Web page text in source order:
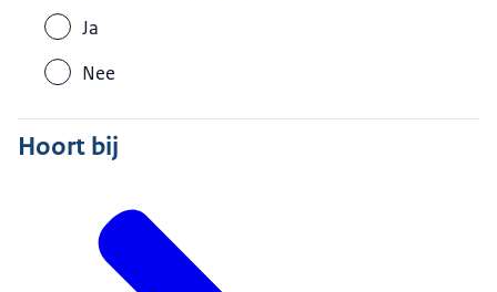
Ja
Nee
Hoort bij